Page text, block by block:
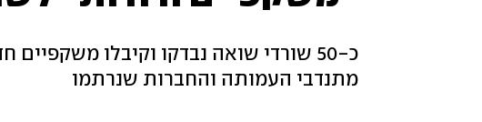
כ-50 שורדי שואה נבדקו וקיבלו
מתנדבי העמותה והחברות שנרתמו